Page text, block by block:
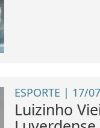
ESPORTE | 17/
Luizinho